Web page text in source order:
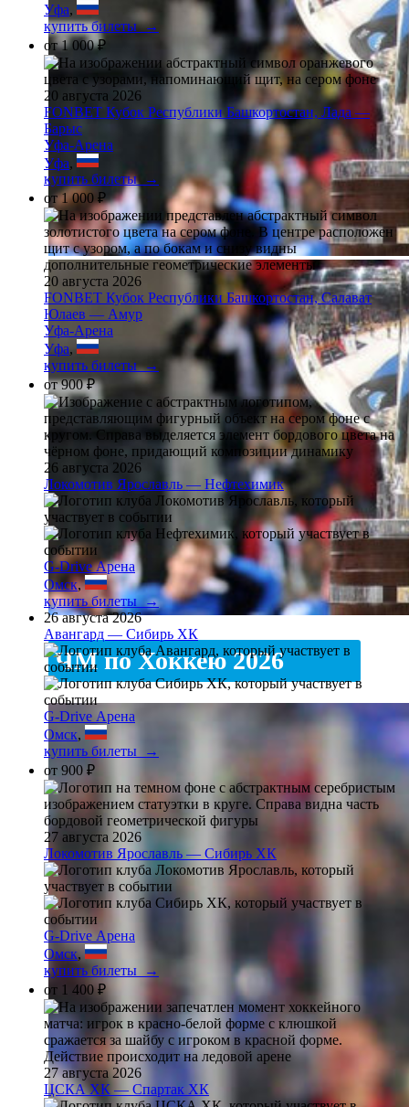
ЧМ по Хоккею 2026
Уфа,
купить билеты →
от1 000 ₽
20 августа 2026
FONBET Кубок Республики Башкортостан, Лада —
Барыс
Уфа-Арена
Уфа,
купить билеты →
от1 000 ₽
20 августа 2026
FONBET Кубок Республики Башкортостан, Салават
Юлаев — Амур
Уфа-Арена
Уфа,
купить билеты →
от900 ₽
26 августа 2026
Локомотив Ярославль — Нефтехимик
G-Drive Арена
Омск,
купить билеты →
26 августа 2026
Авангард — Сибирь ХК
G-Drive Арена
Омск,
купить билеты →
от 900 ₽
27 августа 2026
Локомотив Ярославль — Сибирь ХК
G-Drive Арена
Омск,
купить билеты →
от 1 400 ₽
27 августа 2026
ЦСКА ХК — Спартак ХК